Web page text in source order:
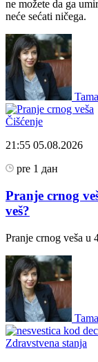
ne možete da ga
neće sećati ničega.
Čišćenje
21:55 05.08.2026
pre 1 дан
Pranje crnog
veš?
Pranje crnog veša u
Zdravstvena stanja